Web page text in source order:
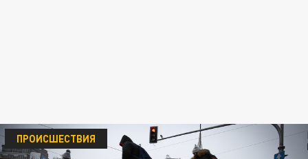
ПРОИСШЕСТВИЯ